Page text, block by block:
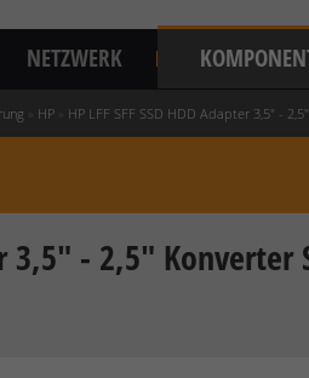
NETZWERK
HP HP LFF SFF SSD HDD Adapter 3,5" -
3,5" - 2,5" Konverter